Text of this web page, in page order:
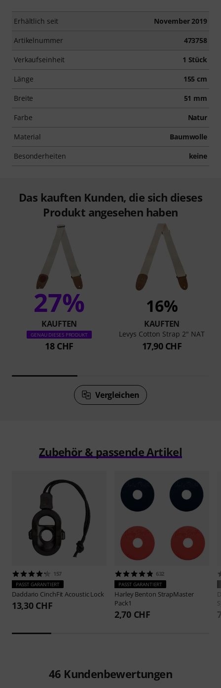
Erhältlich seit November 2019
Artikelnummer 473758
Verkaufseinheit 1 Stück
Länge 155 cm
Breite 51 mm
Farbe Natur
Material Baumwolle
Besonderheiten keine
Das kauften Kunden, die sich dieses
Produkt angesehen haben
27%
KAUFTEN
GENAU DIESES PRODUKT
18 CHF
16%
KAUFTEN
Levys Cotton Strap 2" NAT
17,90 CHF
Vergleichen
Zubehör & passende Artikel
157
PASST GARANTIERT
Daddario CinchFit Acoustic Lock
13,30 CHF
632
PASST GARANTIERT
Harley Benton StrapMaster
Pack1
2,70 CHF
46 Kundenbewertungen